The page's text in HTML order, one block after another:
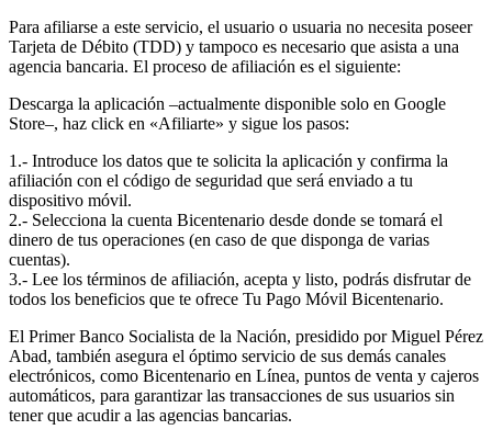
Para afiliarse a este servicio, el usuario o usuaria no necesita poseer
Tarjeta de Débito (TDD) y tampoco es necesario que asista a una
agencia bancaria. El proceso de afiliación es el siguiente:
Descarga la aplicación –actualmente disponible solo en Google
Store–, haz click en «Afiliarte» y sigue los pasos:
1.- Introduce los datos que te solicita la aplicación y confirma la
afiliación con el código de seguridad que será enviado a tu
dispositivo móvil.
2.- Selecciona la cuenta Bicentenario desde donde se tomará el
dinero de tus operaciones (en caso de que disponga de varias
cuentas).
3.- Lee los términos de afiliación, acepta y listo, podrás disfrutar de
todos los beneficios que te ofrece Tu Pago Móvil Bicentenario.
El Primer Banco Socialista de la Nación, presidido por Miguel Pérez
Abad, también asegura el óptimo servicio de sus demás canales
electrónicos, como Bicentenario en Línea, puntos de venta y cajeros
automáticos, para garantizar las transacciones de sus usuarios sin
tener que acudir a las agencias bancarias.